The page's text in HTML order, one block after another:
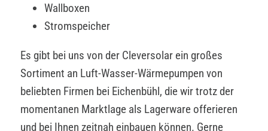
Wallboxen
Stromspeicher
Es gibt bei uns von der Cleversolar ein großes
Sortiment an Luft-Wasser-Wärmepumpen von
beliebten Firmen bei Eichenbühl, die wir trotz der
momentanen Marktlage als Lagerware offerieren
und bei Ihnen zeitnah einbauen können. Gerne